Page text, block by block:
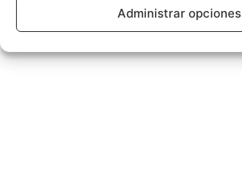
Administrar opciones